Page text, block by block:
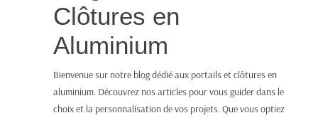
Clôtures en
Aluminium
Bienvenue sur notre blog dédié aux portails et clôtures en
aluminium. Découvrez nos articles pour vous guider dans le
choix et la personnalisation de vos projets. Que vous optiez